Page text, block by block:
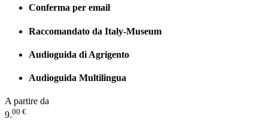
Conferma per email
Raccomandato da Italy-Museum
Audioguida di Agrigento
Audioguida Multilingua
A partire da
9.00 €